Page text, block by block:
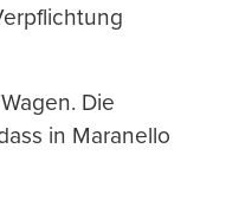
Die
in Maranello